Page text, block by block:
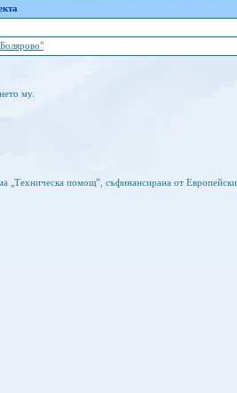
му.
„Техническа помощ”, съфинансирана от